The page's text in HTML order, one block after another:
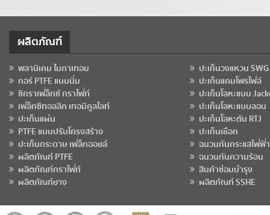
ผลิตภัณฑ์
พลานิเคม ไมกาเทอม
ปะเก็นวงแหวน SWG
กอร์ PTFE แบบนิ่ม
ปะเก็นแคมโพรไฟล์
ซิกราเฟล็กซ์ กราไฟท์
ปะเก็นโลหะแบบ
เฟล็กซิทอลลิก เทอมิคูลไลท์
ปะเก็นโลหะแบบลอน
ปะเก็นแผ่น
ปะเก็นโลหะตัน RTJ
PTFE แบบปรับโครงสร้าง
ปะเก็นเชือก
ปะเก็นกระดาษ เฟล็กออยล์
ฉนวนกันกระแสไฟฟ้า
ผลิตภัณฑ์ PTFE
ฉนวนกันความร้อน
ผลิตภัณฑ์กราไฟท์
สินค้าซ่อมบำรุง
ผลิตภัณฑ์ยาง
ผลิตภัณฑ์ SSHE